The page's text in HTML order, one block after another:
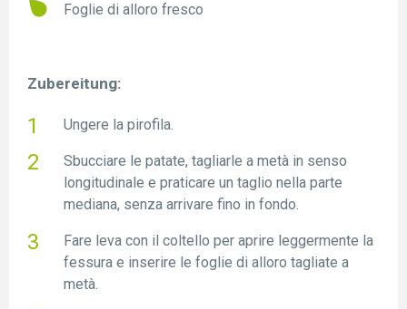
Foglie di alloro fresco
Zubereitung:
Ungere la pirofila.
Sbucciare le patate, tagliarle a metà in senso
longitudinale e praticare un taglio nella parte
mediana, senza arrivare fino in fondo.
Fare leva con il coltello per aprire leggermente la
fessura e inserire le foglie di alloro tagliate a
metà.